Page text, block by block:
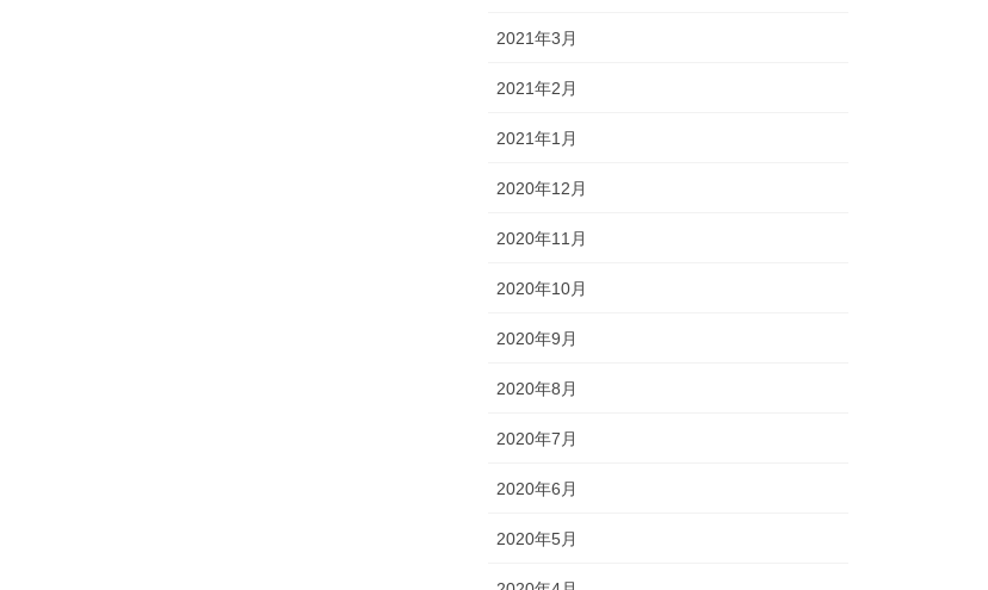
2021年3月
2021年2月
2021年1月
2020年12月
2020年11月
2020年10月
2020年9月
2020年8月
2020年7月
2020年6月
2020年5月